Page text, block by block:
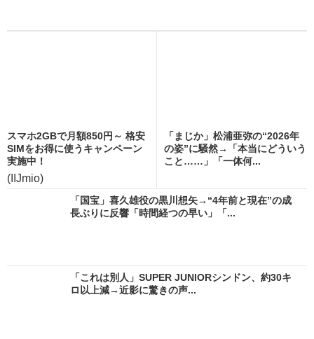
スマホ2GBで月額850円～ 格安
SIMをお得に使うキャンペーン
実施中！
(IIJmio)
「まじか」松浦亜弥の“2026年
の姿”に騒然→「本当にどういう
こと……」「一体何...
「国宝」喜久雄役の黒川想矢→“4年前と現在”の成
長ぶりに反響「時間経つの早い」「...
「これは別人」SUPER JUNIORシンドン、約30キ
ロ以上減→近影に驚きの声...